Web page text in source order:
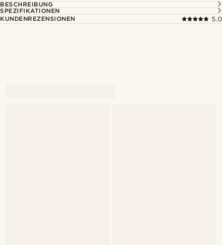
BESCHREIBUNG
SPEZIFIKATIONEN
KUNDENREZENSIONEN
5.0